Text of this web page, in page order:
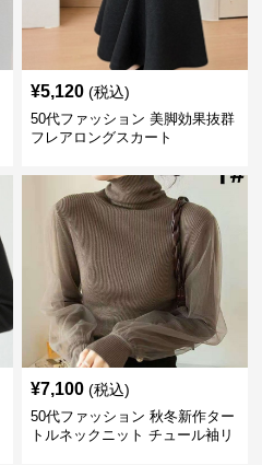
¥5,120 (税込)
50代ファッション 美脚効果抜群
フレアロングスカート
¥7,100 (税込)
50代ファッション 秋冬新作ター
トルネックニット チュール袖リ